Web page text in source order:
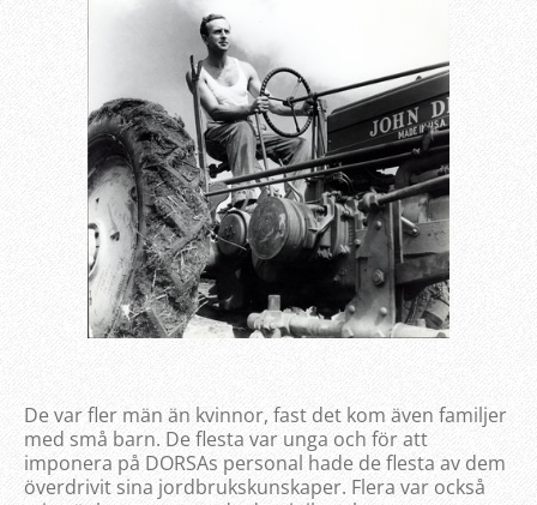
De var fler män än kvinnor, fast det kom även familjer
med små barn. De flesta var unga och för att
imponera på DORSAs personal hade de flesta av dem
överdrivit sina jordbrukskunskaper. Flera var också